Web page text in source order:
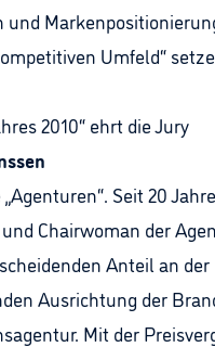
Umfeld“
2010“ ehrt die Jury
Seit 20
Chairwoman der
Anteil an der
Ausrichtung der
Mit der